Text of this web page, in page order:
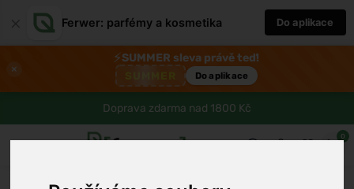
Ferwer: parfémy a kosmetika Do aplikace
×
⚡SUMMER sleva právě teď!
Do aplikace
Doprava zdarma nad 1800 Kč
0